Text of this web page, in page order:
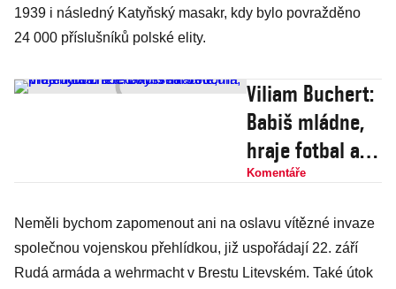
1939 i následný Katyňský masakr, kdy bylo povražděno
24 000 příslušníků polské elity.
Viliam Buchert:
Babiš mládne,
hraje fotbal a
teď vysvětlí
byla zničena
hříšná Sodoma
Komentáře
Neměli bychom zapomenout ani na oslavu vítězné invaze
společnou vojenskou přehlídkou, již uspořádají 22. září
Rudá armáda a wehrmacht v Brestu Litevském. Také útok